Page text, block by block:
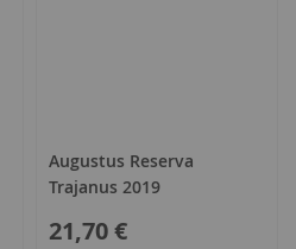
Augustus Reserva
Trajanus 2019
21,70 €